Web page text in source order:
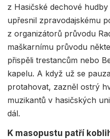
z Hasičské dechové
upřesnil zpravodajskému
z organizátorů průvodu
maškarnímu průvodu
přispěli trestancům nebo
kapelu. A když už se
protahovat, zazněl ostrý
muzikantů v hasičských
dál.
K masopustu patří